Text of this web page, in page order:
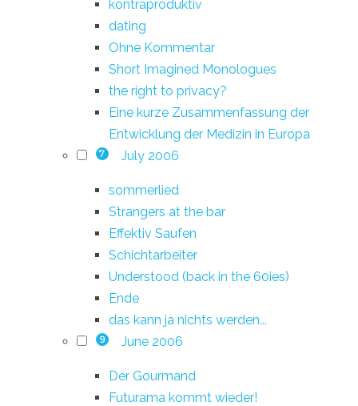
kontraproduktiv
dating
Ohne Kommentar
Short Imagined Monologues
the right to privacy?
Eine kurze Zusammenfassung der
Entwicklung der Medizin in Europa
7 July 2006
sommerlied
Strangers at the bar
Effektiv Saufen
Schichtarbeiter
Understood (back in the 60ies)
Ende
das kann ja nichts werden...
9 June 2006
Der Gourmand
Futurama kommt wieder!